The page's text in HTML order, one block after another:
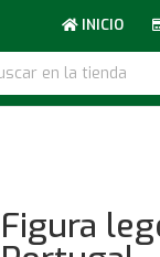
INICIO
Figura